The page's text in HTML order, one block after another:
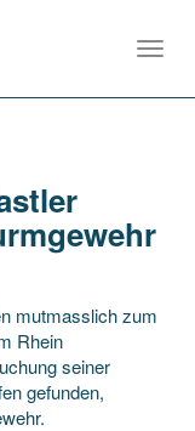
mutmasslich zum
Rhein
seiner
gefunden,